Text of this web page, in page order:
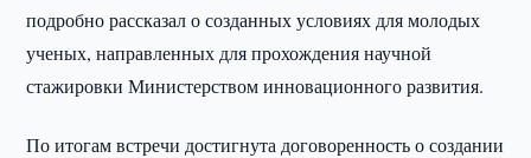
подробно рассказал о созданных условиях для молодых
ученых, направленных для прохождения научной
стажировки Министерством инновационного развития.
По итогам встречи достигнута договоренность о создании